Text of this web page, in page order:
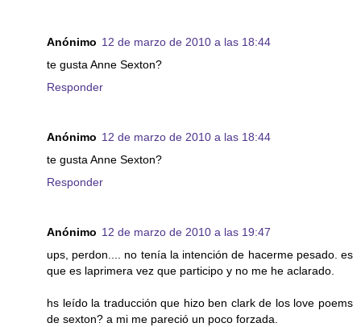
Anónimo 12 de marzo de 2010 a las 18:44
te gusta Anne Sexton?
Responder
Anónimo 12 de marzo de 2010 a las 18:44
te gusta Anne Sexton?
Responder
Anónimo 12 de marzo de 2010 a las 19:47
ups, perdon.... no tenía la intención de hacerme pesado. es
que es laprimera vez que participo y no me he aclarado.
hs leído la traducción que hizo ben clark de los love poems
de sexton? a mi me pareció un poco forzada.